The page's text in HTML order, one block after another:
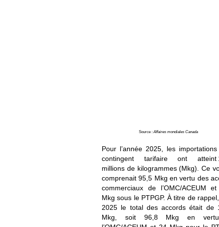
Source :Affaires mondiales Canada
Pour l’année 2025, les
contingent tarifaire ont atteint
millions de kilogrammes (Mkg). Ce
comprenait 95,5 Mkg en vertu des
commerciaux de l’OMC/ACEUM et
Mkg sous le PTPGP. À titre de
2025 le total des accords était de
Mkg, soit 96,8 Mkg en